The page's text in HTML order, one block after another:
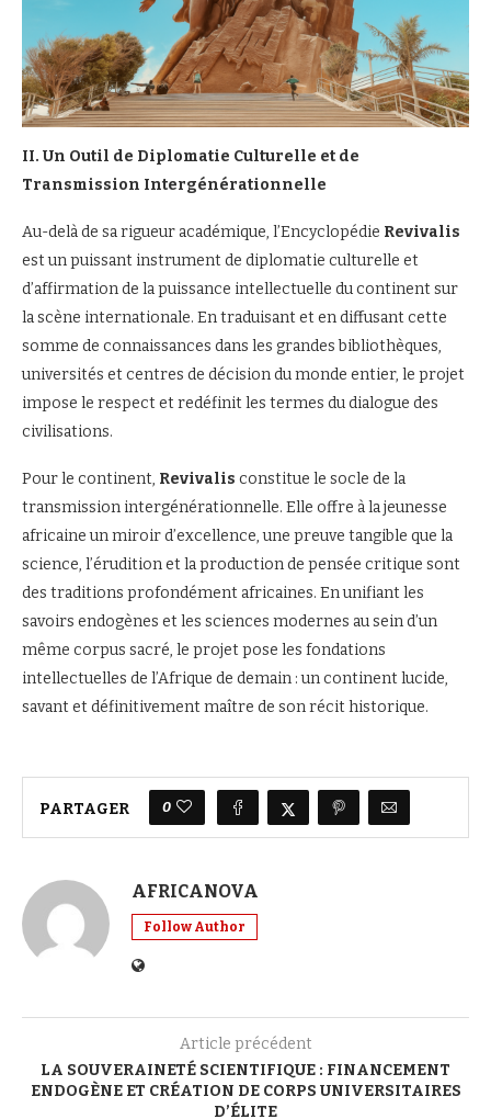
II. Un Outil de Diplomatie Culturelle et de
Transmission Intergénérationnelle
Au-delà de sa rigueur académique, l’Encyclopédie Revivalis
est un puissant instrument de diplomatie culturelle et
d’affirmation de la puissance intellectuelle du continent sur
la scène internationale. En traduisant et en diffusant cette
somme de connaissances dans les grandes bibliothèques,
universités et centres de décision du monde entier, le projet
impose le respect et redéfinit les termes du dialogue des
civilisations.
Pour le continent, Revivalis constitue le socle de la
transmission intergénérationnelle. Elle offre à la jeunesse
africaine un miroir d’excellence, une preuve tangible que la
science, l’érudition et la production de pensée critique sont
des traditions profondément africaines. En unifiant les
savoirs endogènes et les sciences modernes au sein d’un
même corpus sacré, le projet pose les fondations
intellectuelles de l’Afrique de demain : un continent lucide,
savant et définitivement maître de son récit historique.
PARTAGER 0
AFRICANOVA
Follow Author
Article précédent
LA SOUVERAINETÉ SCIENTIFIQUE : FINANCEMENT
ENDOGÈNE ET CRÉATION DE CORPS UNIVERSITAIRES
D’ÉLITE